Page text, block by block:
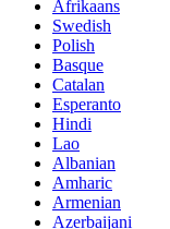
Afrikaans
Swedish
Polish
Basque
Catalan
Esperanto
Hindi
Lao
Albanian
Amharic
Armenian
Azerbaijani